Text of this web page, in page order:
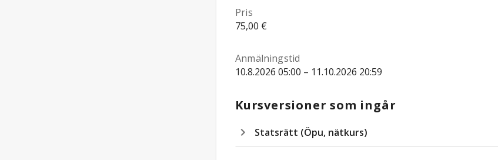
Pris
75,00 €
Anmälningstid
10.8.2026 05:00 – 11.10.2026 20:59
Kursversioner som ingår
Statsrätt (Öpu, nätkurs)